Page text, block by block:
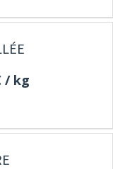
/ kg